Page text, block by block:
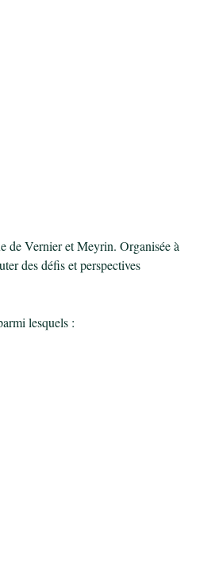
de Vernier et Meyrin. Organisée à
des défis et perspectives
lesquels :